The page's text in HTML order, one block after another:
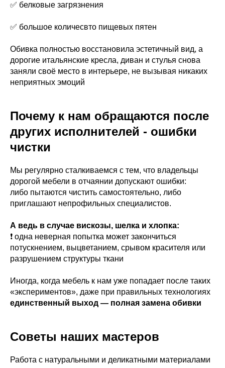
✅ белковые загрязнения
✅ большое количесвто пищевых пятен
Обивка полностью восстановила эстетичный вид, а
дорогие итальянские кресла, диван и стулья снова
заняли своё место в интерьере, не вызывая никаких
неприятных эмоций
Почему к нам обращаются после
других исполнителей - ошибки
чистки
Мы регулярно сталкиваемся с тем, что владельцы
дорогой мебели в отчаянии допускают ошибки:
либо пытаются чистить самостоятельно, либо
приглашают непрофильных специалистов.
А ведь в случае вискозы, шелка и хлопка:
❗ одна неверная попытка может закончиться
потускнением, выцветанием, срывом красителя или
разрушением структуры ткани
Иногда, когда мебель к нам уже попадает после таких
«экспериментов», даже при правильных технологиях
единственный выход — полная замена обивки
Советы наших мастеров
Работа с натуральными и деликатными материалами